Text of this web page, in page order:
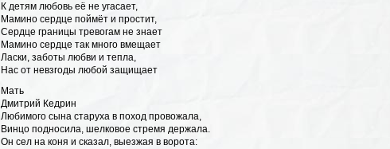
К детям любовь её не угасает,
Мамино сердце поймёт и простит,
Сердце границы тревогам не знает
Мамино сердце так много вмещает
Ласки, заботы любви и тепла,
Нас от невзгоды любой защищает
Мать
Дмитрий Кедрин
Любимого сына старуха в поход провожала,
Винцо подносила, шелковое стремя держала.
Он сел на коня и сказал, выезжая в ворота: